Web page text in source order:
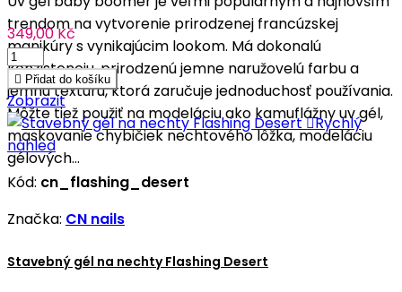
trendom na vytvorenie prirodzenej francúzskej
manikúry s vynikajúcim lookom. Má dokonalú
konzistenciu, prirodzenú jemne naružovelú farbu a
jemnú textúru, ktorá zaručuje jednoduchosť používania.
Môžte tiež použiť na modeláciu ako kamuflážny uv gél,
maskovanie chybičiek nechtového lôžka, modeláciu
gélových...
349,00 Kč
 Přidat do košíku
Zobrazit
Rychlý
náhled
Kód: cn_flashing_desert
Značka: CN nails
Stavebný gél na nechty Flashing Desert